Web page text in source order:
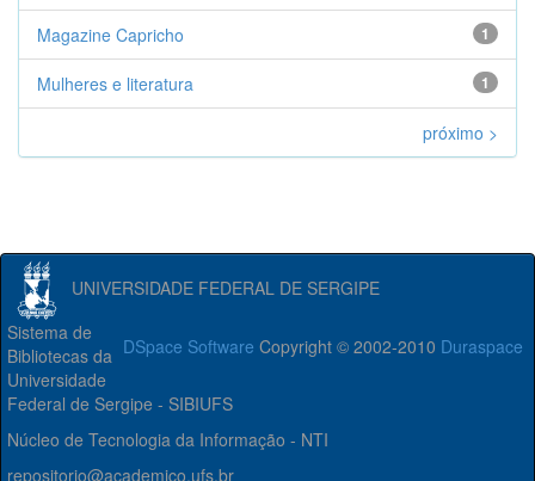
1
Magazine Capricho
1
Mulheres e literatura
próximo >
UNIVERSIDADE FEDERAL DE SERGIPE
DSpace Software Copyright © 2002-2010 Duraspace
Sistema de
Bibliotecas da
Universidade
Federal de Sergipe - SIBIUFS
Núcleo de Tecnologia da Informação - NTI
repositorio@academico.ufs.br